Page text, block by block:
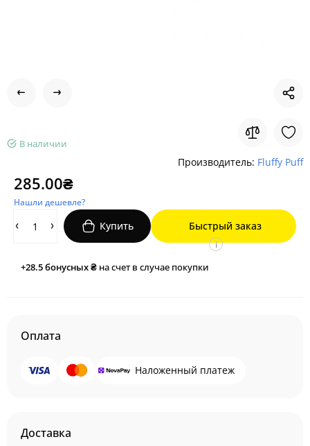
В наличии
Производитель: Fluffy Puff
285.00₴
Нашли дешевле?
Купить Быстрый заказ
+28.5бонусных ₴ на счет в случае покупки
i
Оплата
Наложенный платеж
Доставка